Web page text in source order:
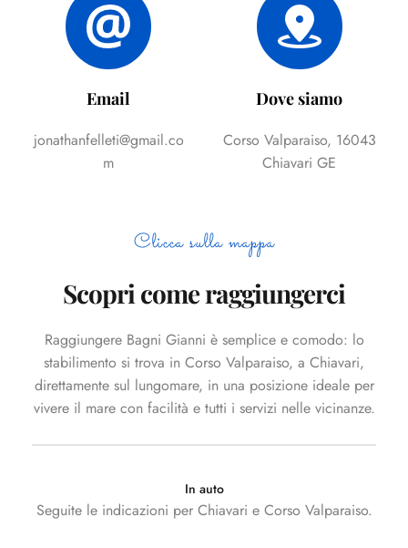
Email
jonathanfelleti@gmail.co
m
Dove siamo
Corso Valparaiso, 16043
Chiavari GE
Clicca sulla mappa
Scopri come raggiungerci
Raggiungere Bagni Gianni è semplice e comodo: lo
stabilimento si trova in Corso Valparaiso, a Chiavari,
direttamente sul lungomare, in una posizione ideale per
vivere il mare con facilità e tutti i servizi nelle vicinanze.
In auto
Seguite le indicazioni per Chiavari e Corso Valparaiso.